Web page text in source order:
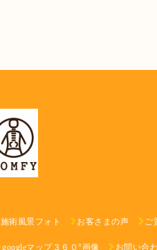
施術風景フォト お客さまの声 ご
googleマップ３６０°画像 お問い合